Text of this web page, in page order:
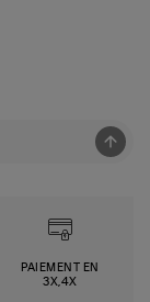
PAIEMENT EN
3X,4X